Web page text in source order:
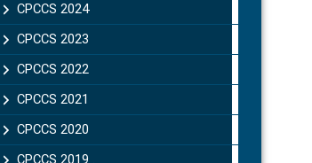
CPCCS 2024
CPCCS 2023
CPCCS 2022
CPCCS 2021
CPCCS 2020
CPCCS 2019 .